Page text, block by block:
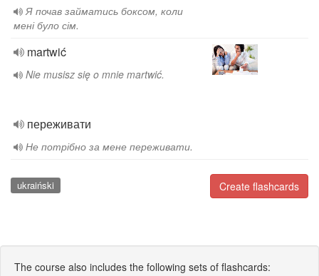
Я почав займатись боксом, коли
мені було сім.
martwić
Nie musisz się o mnie martwić.
переживати
Не потрібно за мене переживати.
Create flashcards
ukraiński
The course also includes the following sets of flashcards: